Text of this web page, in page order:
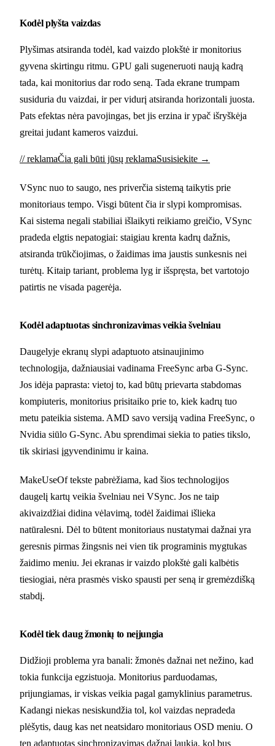
Kodėl plyšta vaizdas
Plyšimas atsiranda todėl, kad vaizdo plokštė ir monitorius
gyvena skirtingu ritmu. GPU gali sugeneruoti naują kadrą
tada, kai monitorius dar rodo seną. Tada ekrane trumpam
susiduria du vaizdai, ir per vidurį atsiranda horizontali juosta.
Pats efektas nėra pavojingas, bet jis erzina ir ypač išryškėja
greitai judant kameros vaizdui.
// reklamaČia gali būti jūsų reklamaSusisiekite →
VSync nuo to saugo, nes priverčia sistemą taikytis prie
monitoriaus tempo. Visgi būtent čia ir slypi kompromisas.
Kai sistema negali stabiliai išlaikyti reikiamo greičio, VSync
pradeda elgtis nepatogiai: staigiau krenta kadrų dažnis,
atsiranda trūkčiojimas, o žaidimas ima jaustis sunkesnis nei
turėtų. Kitaip tariant, problema lyg ir išspręsta, bet vartotojo
patirtis ne visada pagerėja.
Kodėl adaptuotas sinchronizavimas veikia švelniau
Daugelyje ekranų slypi adaptuoto atsinaujinimo
technologija, dažniausiai vadinama FreeSync arba G-Sync.
Jos idėja paprasta: vietoj to, kad būtų prievarta stabdomas
kompiuteris, monitorius prisitaiko prie to, kiek kadrų tuo
metu pateikia sistema. AMD savo versiją vadina FreeSync, o
Nvidia siūlo G-Sync. Abu sprendimai siekia to paties tikslo,
tik skiriasi įgyvendinimu ir kaina.
MakeUseOf tekste pabrėžiama, kad šios technologijos
daugelį kartų veikia švelniau nei VSync. Jos ne taip
akivaizdžiai didina vėlavimą, todėl žaidimai išlieka
natūralesni. Dėl to būtent monitoriaus nustatymai dažnai yra
geresnis pirmas žingsnis nei vien tik programinis mygtukas
žaidimo meniu. Jei ekranas ir vaizdo plokštė gali kalbėtis
tiesiogiai, nėra prasmės visko spausti per seną ir gremėzdišką
stabdį.
Kodėl tiek daug žmonių to neįjungia
Didžioji problema yra banali: žmonės dažnai net nežino, kad
tokia funkcija egzistuoja. Monitorius parduodamas,
prijungiamas, ir viskas veikia pagal gamyklinius parametrus.
Kadangi niekas nesiskundžia tol, kol vaizdas nepradeda
plėšytis, daug kas net neatsidaro monitoriaus OSD meniu. O
ten adaptuotas sinchronizavimas dažnai laukia, kol bus